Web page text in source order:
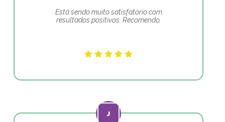
Está sendo muito satisfatório com
resultados positivos. Recomendo.